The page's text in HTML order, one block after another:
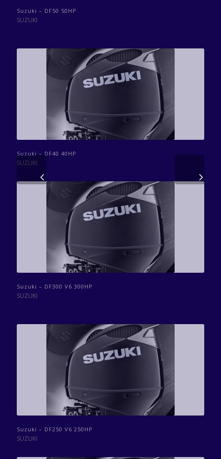
Suzuki – DF50 50HP
SUZUKI
Suzuki – DF40 40HP
SUZUKI
Suzuki – DF300 V6 300HP
SUZUKI
Suzuki – DF250 V6 250HP
SUZUKI